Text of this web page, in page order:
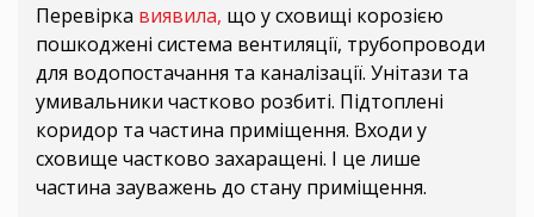
Перевірка виявила, що у сховищі корозією
пошкоджені система вентиляції, трубопроводи
для водопостачання та каналізації. Унітази та
умивальники частково розбиті. Підтоплені
коридор та частина приміщення. Входи у
сховище частково захаращені. І це лише
частина зауважень до стану приміщення.